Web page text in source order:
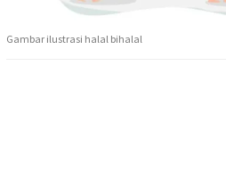
Gambar ilustrasi halal bihalal